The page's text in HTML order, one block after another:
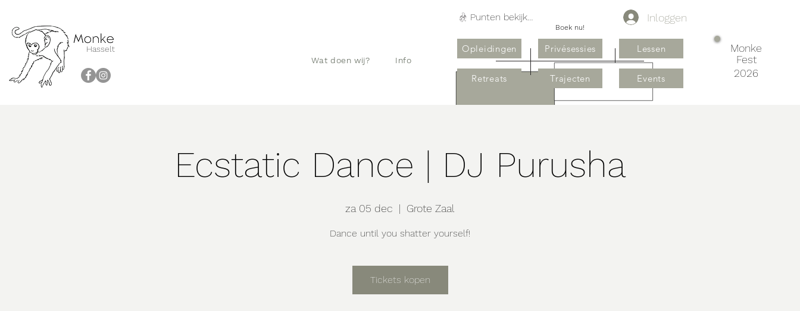
Hasselt
Wat doen wij?
Info
Boek nu!
Privésessies
Trajecten
Lessen
Events
Inloggen
Opleidingen
Retreats
Punten bekijken
Monke
Fest
2026
Ecstatic Dance | DJ Purusha
za 05 dec
  |
Grote Zaal
Dance until you shatter yourself!
Tickets kopen